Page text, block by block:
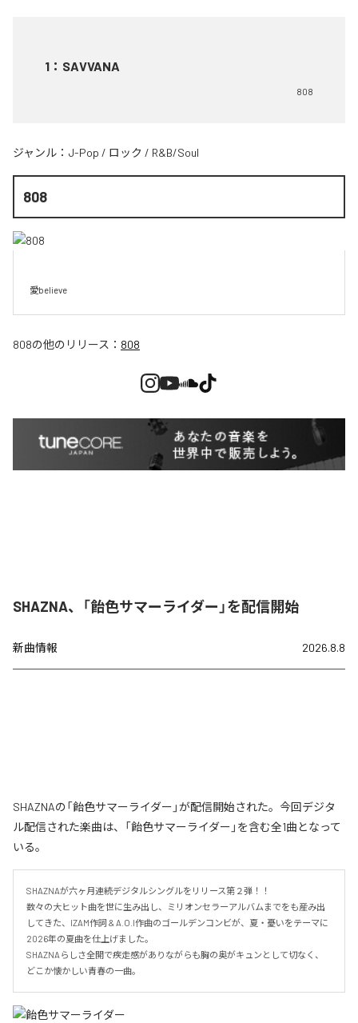
1 ： SAVVANA
808
ジャンル： J-Pop / ロック / R&B/Soul
808
愛believe
808の他のリリース： 808
SHAZNA、「飴色サマーライダー」を配信開始
新曲情報 2026.8.8
SHAZNAの「飴色サマーライダー」が配信開始された。今回デジタ
ル配信された楽曲は、「飴色サマーライダー」を含む全1曲となって
いる。
SHAZNAが六ヶ月連続デジタルシングルをリリース第２弾！！
数々の大ヒット曲を世に生み出し、ミリオンセラーアルバムまでをも産み出
してきた、IZAM作詞 & A.O.I作曲のゴールデンコンビが、夏・憂いをテーマに
2026年の夏曲を仕上げました。
SHAZNAらしさ全開で疾走感がありながらも胸の奥がキュンとして切なく、
どこか懐かしい青春の一曲。